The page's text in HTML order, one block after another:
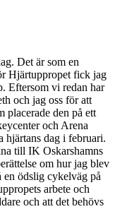
Det är som en
Hjärtuppropet fick jag
Eftersom vi redan har
och jag oss för att
placerade den på ett
och Arena
hjärtans dag i februari.
till IK Oskarshamns
om hur jag blev
ödslig cykelväg på
arbete och
och att det behövs